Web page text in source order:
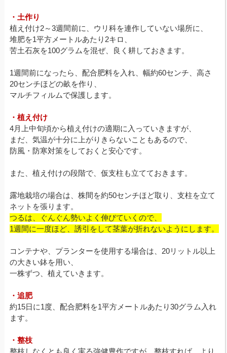
・土作り
植え付け2～3週間前に、ウリ科を連作していない場所に、
堆肥を1平方メートルあたり2キロ、
苦土石灰を100グラムを混ぜ、良く耕しておきます。
1週間前になったら、配合肥料を入れ、幅約60センチ、高さ
20センチほどの畝を作り、
マルチフィルムで保護します。
・植え付け
4月上中旬頃から植え付けの適期に入っていきますが、
まだ、気温が十分に上がりきらないこともあるので、
防風・防寒対策をしておくと安心です。
また、植え付けの段階で、仮支柱も立てておきます。
露地栽培の場合は、株間を約50センチほど取り、支柱を立て
ネットを張ります。
つるは、ぐんぐん勢いよく伸びていくので、
1週間に一度ほど、誘引をして茎葉が折れないようにします。
コンテナや、プランターを使用する場合は、20リットル以上
の大きい鉢を用い、
一株ずつ、植えていきます。
・追肥
約15日に1度、配合肥料を1平方メートルあたり30グラム入れ
ます。
・整枝